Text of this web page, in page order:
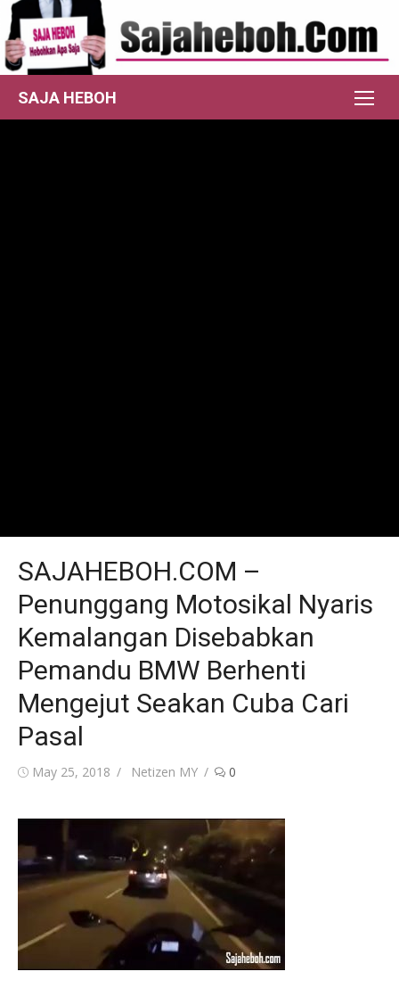
Skip
to
content
SAJA HEBOH
SAJAHEBOH.COM –
Penunggang Motosikal Nyaris
Kemalangan Disebabkan
Pemandu BMW Berhenti
Mengejut Seakan Cuba Cari
Pasal
Posted
May 25, 2018 Author
Netizen MY 0